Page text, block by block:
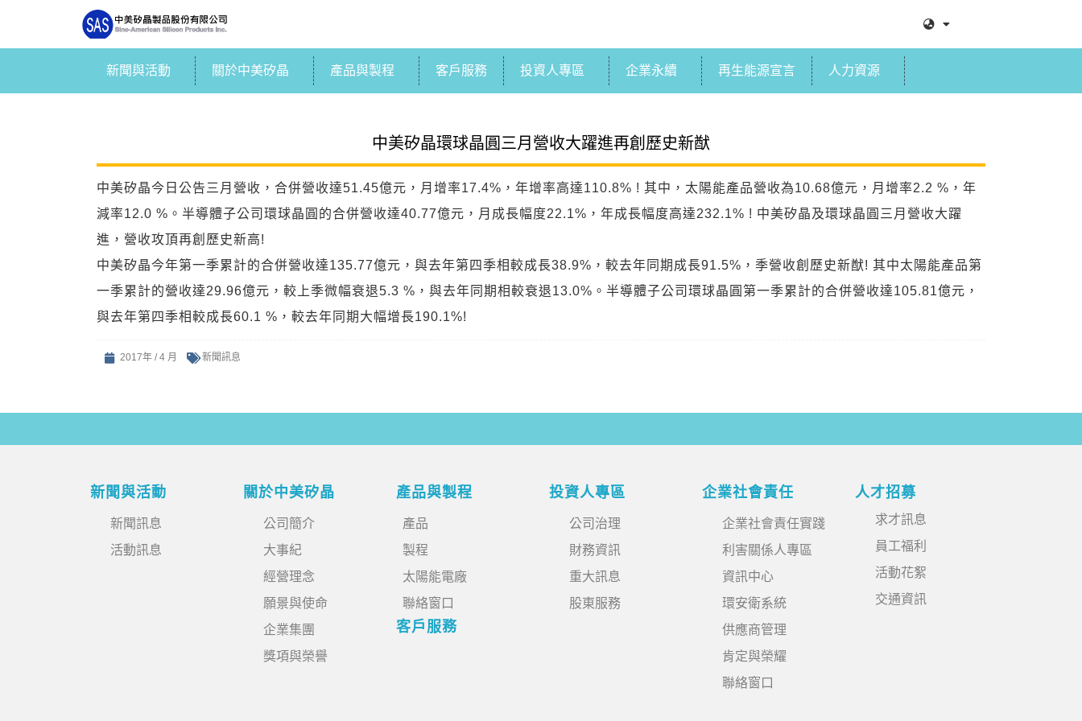
新聞與活動 關於中美矽晶 產品與製程 客戶服務 投資人專區 企業永續 再生能源宣言 人力資源
中美矽晶環球晶圓三月營收大躍進再創歷史新猷
中美矽晶今日公告三月營收，合併營收達51.45億元，月增率17.4%，年增率高達110.8% ! 其中，太陽能產品營收為10.68億元，月增率2.2 %，年
減率12.0 %。半導體子公司環球晶圓的合併營收達40.77億元，月成長幅度22.1%，年成長幅度高達232.1% ! 中美矽晶及環球晶圓三月營收大躍
進，營收攻頂再創歷史新高!
中美矽晶今年第一季累計的合併營收達135.77億元，與去年第四季相較成長38.9%，較去年同期成長91.5%，季營收創歷史新猷! 其中太陽能產品第
一季累計的營收達29.96億元，較上季微幅衰退5.3 %，與去年同期相較衰退13.0%。半導體子公司環球晶圓第一季累計的合併營收達105.81億元，
與去年第四季相較成長60.1 %，較去年同期大幅增長190.1%!
2017年 / 4 月 新聞訊息
新聞與活動
新聞訊息
活動訊息
關於中美矽晶
公司簡介
大事紀
經營理念
願景與使命
企業集團
獎項與榮譽
產品與製程
產品
製程
太陽能電廠
聯絡窗口
客戶服務
投資人專區
公司治理
財務資訊
重大訊息
股東服務
企業社會責任
企業社會責任實踐
利害關係人專區
資訊中心
環安衛系統
供應商管理
肯定與榮耀
聯絡窗口
人才招募
求才訊息
員工福利
活動花絮
交通資訊